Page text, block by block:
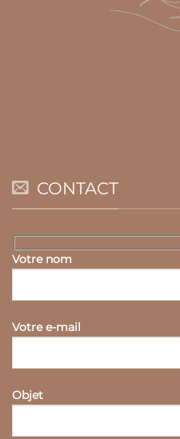
CONTACT
Votre nom
Votre e-mail
Objet